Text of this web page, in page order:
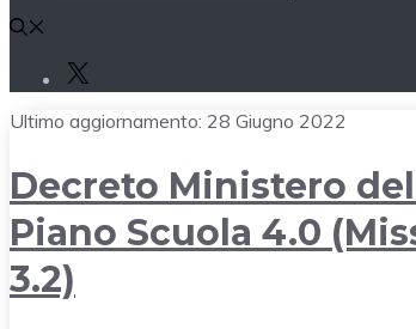
Ultimo aggiornamento: 28 Giugno 2022
Decreto Ministero
Piano Scuola 4.0
3.2)